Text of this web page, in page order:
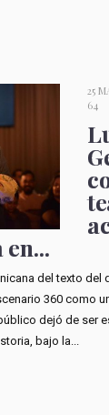
25
64
del texto del
360 como
dejó de ser
bajo la...